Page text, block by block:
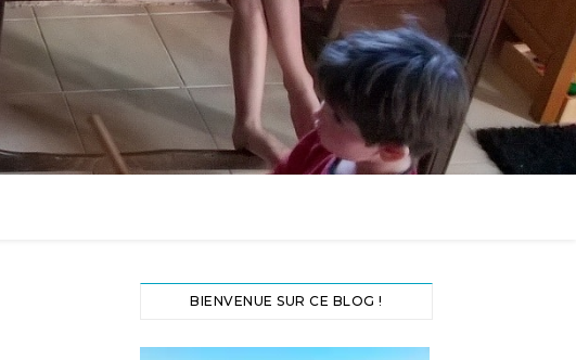
BIENVENUE SUR CE BLOG !